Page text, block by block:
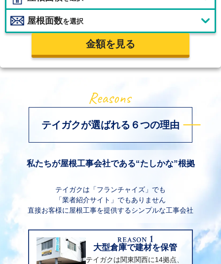
屋根面数を選択
金額を見る
テイガクが選ばれる６つの理由
私たちが屋根工事会社である“たしかな”根拠
テイガクは「フランチャイズ」でも
「業者紹介サイト」でもありません
直接お客様に屋根工事を提供するシンプルな工事会社
大型倉庫で建材を保管
テイガクは関東関西に14拠点、